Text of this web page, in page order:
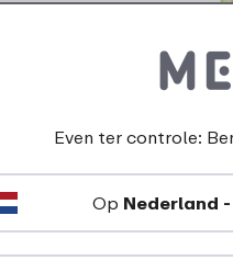
Campus
400 ml -
Bekijk
Even ter controle:
Op Nederland